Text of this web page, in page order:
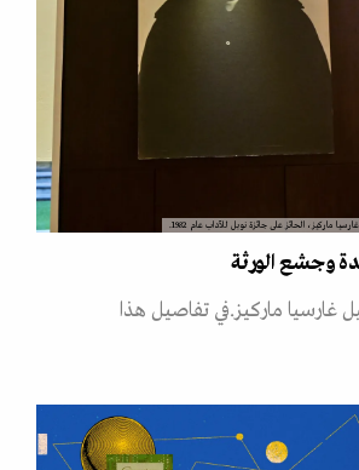
ماركيز، الحائز على جائزة نوبل للآداب عام 1982.
وجشع الورثة
غارسيا ماركيز.في تفاصيل هذا